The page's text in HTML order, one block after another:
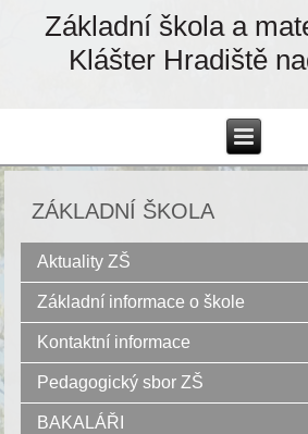
Základní škola a
Klášter Hradiště
ZÁKLADNÍ ŠKOLA
Aktuality ZŠ
Základní informace o škole
Kontaktní informace
Pedagogický sbor ZŠ
BAKALÁŘI